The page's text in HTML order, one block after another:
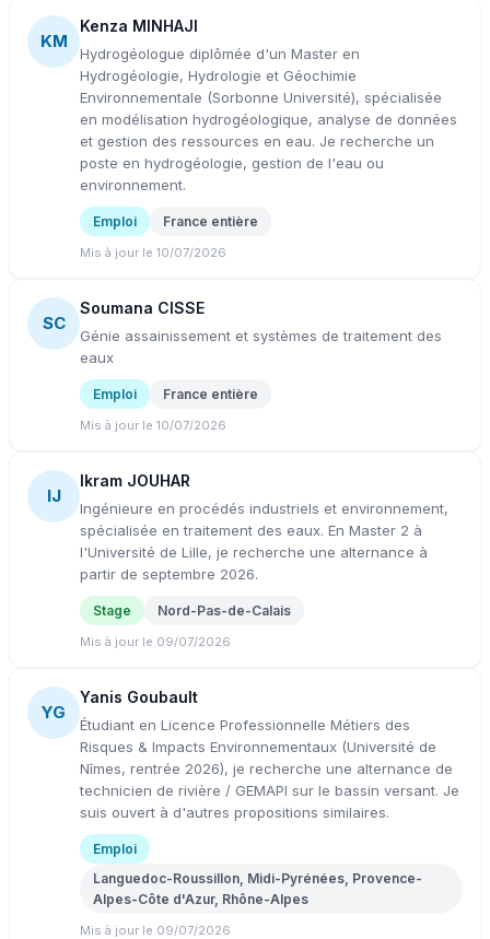
KM
Kenza MINHAJI
Hydrogéologue diplômée d'un Master en
Hydrogéologie, Hydrologie et Géochimie
Environnementale (Sorbonne Université), spécialisée
en modélisation hydrogéologique, analyse de données
et gestion des ressources en eau. Je recherche un
poste en hydrogéologie, gestion de l'eau ou
environnement.
Emploi France entière
Mis à jour le 10/07/2026
SC
Soumana CISSE
Génie assainissement et systèmes de traitement des
eaux
Emploi France entière
Mis à jour le 10/07/2026
IJ
Ikram JOUHAR
Ingénieure en procédés industriels et environnement,
spécialisée en traitement des eaux. En Master 2 à
l'Université de Lille, je recherche une alternance à
partir de septembre 2026.
Stage Nord-Pas-de-Calais
Mis à jour le 09/07/2026
YG
Yanis Goubault
Étudiant en Licence Professionnelle Métiers des
Risques & Impacts Environnementaux (Université de
Nîmes, rentrée 2026), je recherche une alternance de
technicien de rivière / GEMAPI sur le bassin versant. Je
suis ouvert à d'autres propositions similaires.
Emploi
Languedoc-Roussillon, Midi-Pyrénées, Provence-
Alpes-Côte d'Azur, Rhône-Alpes
Mis à jour le 09/07/2026